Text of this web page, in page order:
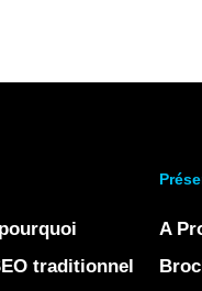
traditionnel
A